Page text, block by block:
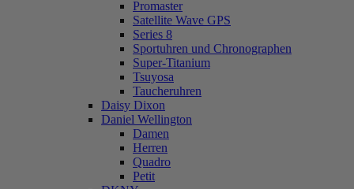
Promaster
Satellite Wave GPS
Series 8
Sportuhren und Chronographen
Super-Titanium
Tsuyosa
Taucheruhren
Daisy Dixon
Daniel Wellington
Damen
Herren
Quadro
Petit